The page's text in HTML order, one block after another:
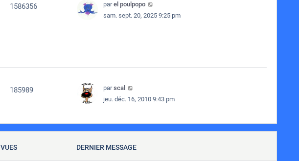
1586356 parel poulpopo
sam. sept. 20, 2025 9:25 pm
185989 parscal
jeu. déc. 16, 2010 9:43 pm
VUES DERNIER MESSAGE